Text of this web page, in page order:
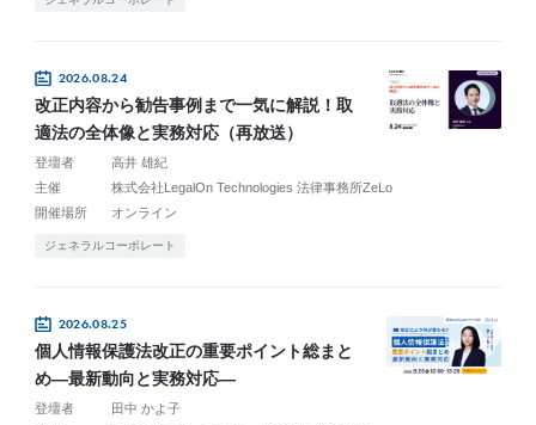
2026.08.24
改正内容から勧告事例まで一気に解説！取
適法の全体像と実務対応（再放送）
登壇者
高井 雄紀
主催
株式会社LegalOn Technologies 法律事務所ZeLo
開催場所
オンライン
ジェネラルコーポレート
2026.08.25
個人情報保護法改正の重要ポイント総まと
め―最新動向と実務対応―
登壇者
田中 かよ子